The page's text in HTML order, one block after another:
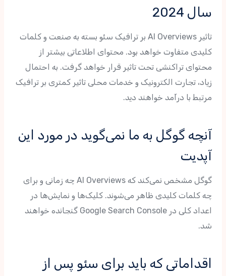
سال 2024
تاثیر AI Overviews بر ترافیک سئو بسته به صنعت و کلمات
کلیدی متفاوت خواهد بود. محتوای اطلاعاتی بیشتر از
محتوای تراکنشی تحت تاثیر قرار خواهد گرفت. به احتمال
زیاد، تجارت الکترونیک و خدمات محلی تاثیر کمتری بر ترافیک
مرتبط با درآمد خواهند دید.
آنچه گوگل به ما نمی‌گوید در مورد این
آپدیت
گوگل مشخص نمی‌کند که AI Overviews چه زمانی و برای
چه کلمات کلیدی ظاهر می‌شوند. کلیک‌ها و نمایش‌ها در
اعداد کلی در Google Search Console گنجانده خواهند
شد.
اقداماتی که باید برای سئو پس از